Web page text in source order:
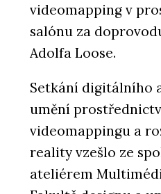
videomapping v
salónu za
Adolfa Loose.
Setkání digitálního
umění
videomappingu a
reality vzešlo ze
ateliérem